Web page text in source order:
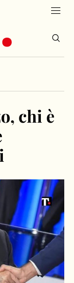
chi è